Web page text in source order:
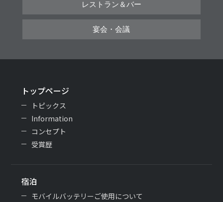
レストラン＆バー
宴会・会議
トップページ
トピックス
Information
コンセプト
受賞歴
宿泊
モバイルバッテリーご使用について